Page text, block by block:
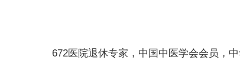
672医院退休专家，中国中医学会会员，中